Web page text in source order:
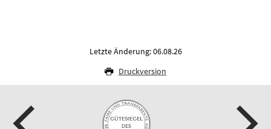
Letzte Änderung: 06.08.26
Druckversion